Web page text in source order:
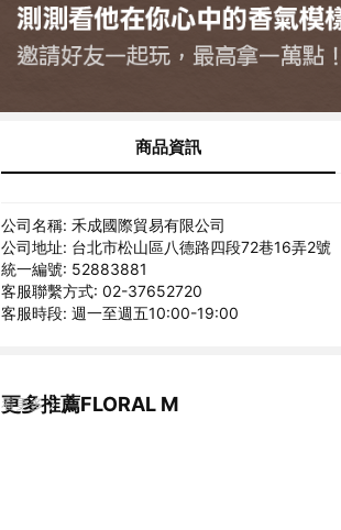
商品資訊
公司名稱: 禾成國際貿易有限公司
公司地址: 台北市松山區八德路四段72巷16弄2號
統一編號: 52883881
客服聯繫方式: 02-37652720
客服時段: 週一至週五10:00-19:00
更多推薦FLORAL M
看更多